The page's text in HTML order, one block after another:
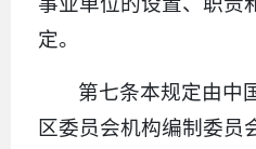
定。
第七条本规定由中
区委员会机构编制委员